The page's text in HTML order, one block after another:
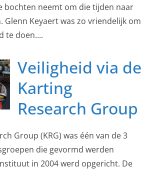
bochten neemt om die tijden naar
Glenn Keyaert was zo vriendelijk om
te doen....
Veiligheid via de
Karting
Research Group
Group (KRG) was één van de 3
die gevormd werden
in 2004 werd opgericht. De